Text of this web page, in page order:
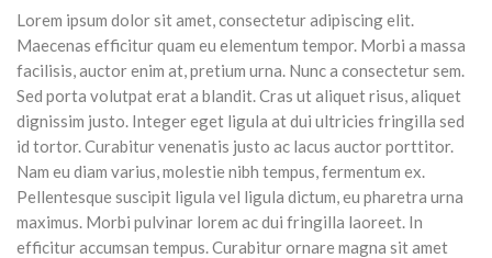
Lorem ipsum dolor sit amet, consectetur adipiscing elit.
Maecenas efficitur quam eu elementum tempor. Morbi a massa
facilisis, auctor enim at, pretium urna. Nunc a consectetur sem.
Sed porta volutpat erat a blandit. Cras ut aliquet risus, aliquet
dignissim justo. Integer eget ligula at dui ultricies fringilla sed
id tortor. Curabitur venenatis justo ac lacus auctor porttitor.
Nam eu diam varius, molestie nibh tempus, fermentum ex.
Pellentesque suscipit ligula vel ligula dictum, eu pharetra urna
maximus. Morbi pulvinar lorem ac dui fringilla laoreet. In
efficitur accumsan tempus. Curabitur ornare magna sit amet